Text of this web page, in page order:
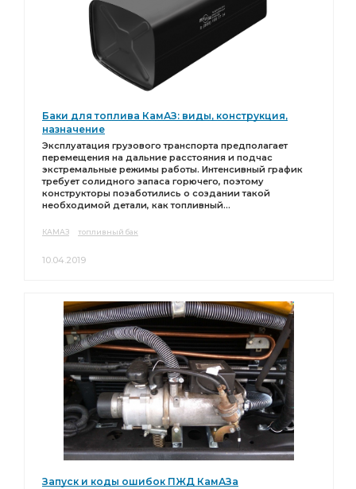
Баки для топлива КамАЗ: виды, конструкция,
назначение
Эксплуатация грузового транспорта предполагает
перемещения на дальние расстояния и подчас
экстремальные режимы работы. Интенсивный график
требует солидного запаса горючего, поэтому
конструкторы позаботились о создании такой
необходимой детали, как топливный...
КАМАЗ топливный бак
10.04.2019
Запуск и коды ошибок ПЖД КамАЗа